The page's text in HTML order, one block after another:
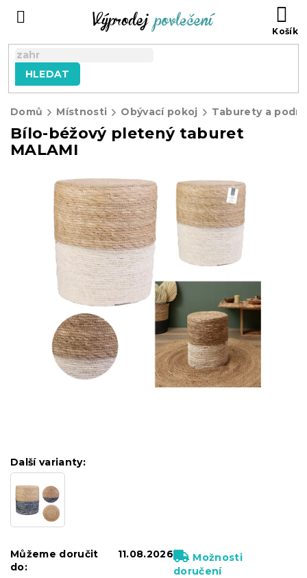
HLEDAT
Domů Místnosti Obývací pokoj Taburety a
Bílo-béžový pletený taburet
MALAMI
Další varianty:
Můžeme doručit
do:
11.08.2026
Možnosti
doručení